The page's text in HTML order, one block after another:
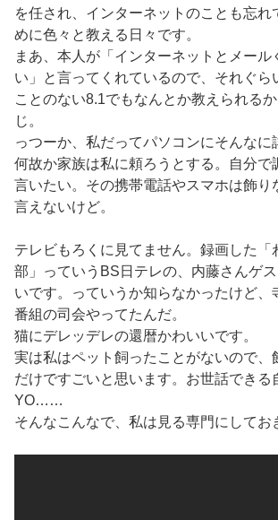
を任され、インターネットのことも忘れ
めに色々と教える日々です。
まあ、本人が「インターネットとメール
い」と言ってくれているので、それぐら
ことのない8.1でもなんとか教えられる
じ。
っつーか、私だってパソコンにそんなに
何故か家族は私に頼ろうとする。自分
言いたい。その携帯電話やスマホは飾り
言えないけど。
テレビもろくに見てません。録画した「
部」っていうBS日テレの、内藤さんゲ
いです。っていうか知らなかったけど、
番組の司会やってたんだ。
猫にデレッデレの還暦かわいいです。
実は私はペット飼ったことがないので、
だけですごいと思います。お世話できる
YO……
そんなこんなで、私は見る専門にしてお